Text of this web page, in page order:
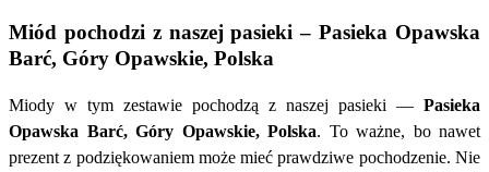
Miód pochodzi z naszej pasieki – Pasieka Opawska
Barć, Góry Opawskie, Polska
Miody w tym zestawie pochodzą z naszej pasieki — Pasieka
Opawska Barć, Góry Opawskie, Polska. To ważne, bo nawet
prezent z podziękowaniem może mieć prawdziwe pochodzenie. Nie